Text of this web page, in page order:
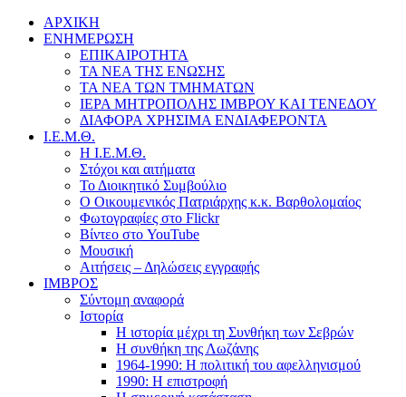
ΑΡΧΙΚΗ
ΕΝΗΜΕΡΩΣΗ
ΕΠΙΚΑΙΡΟΤΗΤΑ
ΤΑ ΝΕΑ ΤΗΣ ΕΝΩΣΗΣ
ΤΑ ΝΕΑ ΤΩΝ ΤΜΗΜΑΤΩΝ
ΙΕΡΑ ΜΗΤΡΟΠΟΛΗΣ ΙΜΒΡΟΥ ΚΑΙ ΤΕΝΕΔΟΥ
ΔΙΑΦΟΡΑ ΧΡΗΣΙΜΑ ΕΝΔΙΑΦΕΡΟΝΤΑ
Ι.Ε.Μ.Θ.
Η Ι.Ε.Μ.Θ.
Στόχοι και αιτήματα
Το Διοικητικό Συμβούλιο
Ο Οικουμενικός Πατριάρχης κ.κ. Βαρθολομαίος
Φωτογραφίες στο Flickr
Βίντεο στο YouTube
Μουσική
Αιτήσεις – Δηλώσεις εγγραφής
ΙΜΒΡΟΣ
Σύντομη αναφορά
Ιστορία
Η ιστορία μέχρι τη Συνθήκη των Σεβρών
Η συνθήκη της Λωζάνης
1964-1990: Η πολιτική του αφελληνισμού
1990: Η επιστροφή